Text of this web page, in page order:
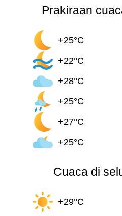
Prakiraan
+25°C
+22°C
+28°C
+25°C
+27°C
+25°C
Cuaca di
+29°C